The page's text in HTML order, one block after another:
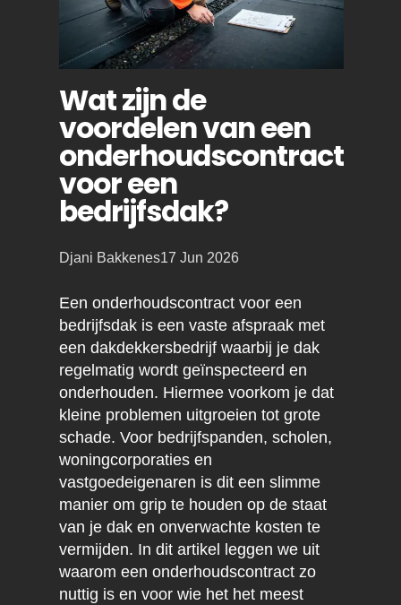
Wat zijn de
voordelen van een
onderhoudscontract
voor een
bedrijfsdak?
Posted
Djani Bakkenes17 Jun 2026
Een onderhoudscontract voor een
bedrijfsdak is een vaste afspraak met
een dakdekkersbedrijf waarbij je dak
regelmatig wordt geïnspecteerd en
onderhouden. Hiermee voorkom je dat
kleine problemen uitgroeien tot grote
schade. Voor bedrijfspanden, scholen,
woningcorporaties en
vastgoedeigenaren is dit een slimme
manier om grip te houden op de staat
van je dak en onverwachte kosten te
vermijden. In dit artikel leggen we uit
waarom een onderhoudscontract zo
nuttig is en voor wie het het meest